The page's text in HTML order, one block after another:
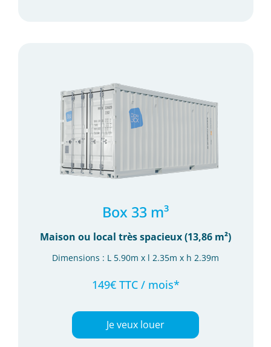
Box 33 m³
Maison ou local très spacieux (13,86 m²)
Dimensions : L 5.90m x l 2.35m x h 2.39m
149€ TTC / mois*
Je veux louer